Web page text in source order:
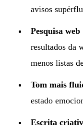
avisos
Pesquisa web
resultados da
menos listas
Tom mais
estado
Escrita